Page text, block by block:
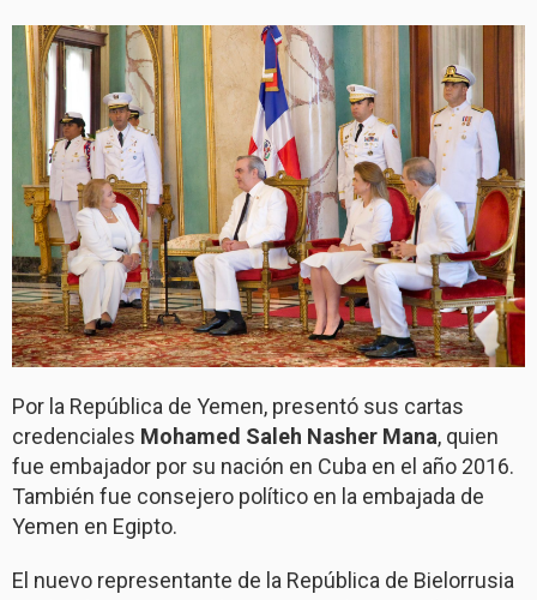
Por la República de Yemen, presentó sus cartas
credenciales Mohamed Saleh Nasher Mana, quien
fue embajador por su nación en Cuba en el año 2016.
También fue consejero político en la embajada de
Yemen en Egipto.
El nuevo representante de la República de Bielorrusia